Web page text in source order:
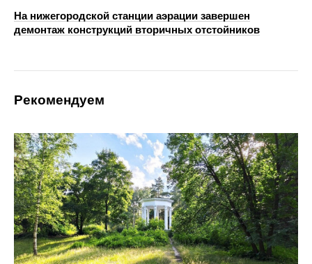
На нижегородской станции аэрации завершен
демонтаж конструкций вторичных отстойников
Рекомендуем